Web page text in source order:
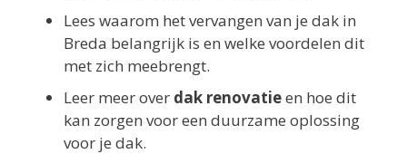
Lees waarom het vervangen van je dak in
Breda belangrijk is en welke voordelen dit
met zich meebrengt.
Leer meer over dak renovatieen hoe dit
kan zorgen voor een duurzame oplossing
voor je dak.